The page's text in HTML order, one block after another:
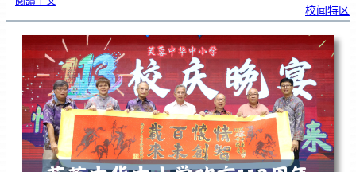
《
艺
．
工
笔
雅
集
．
长
荣
丹
青
》
书
画
展
开
幕
校闻特区